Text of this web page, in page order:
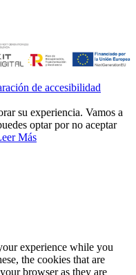
de accesibilidad
su experiencia. Vamos a
optar por no aceptar
Más
experience while you
the cookies that are
browser as they are